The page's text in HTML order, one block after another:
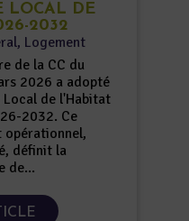
LOCAL DE
2032
, Logement
de la CC du
2026 a adopté
Local de l'Habitat
2032. Ce
définit la
de...